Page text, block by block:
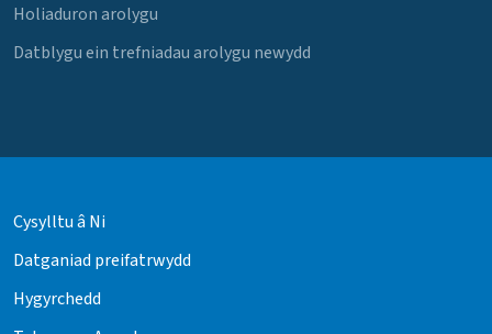
Holiaduron arolygu
Datblygu ein trefniadau arolygu newydd
Cysylltu â Ni
Datganiad preifatrwydd
Hygyrchedd